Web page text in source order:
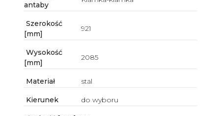
antaby
Szerokość
[mm]
921
Wysokość
[mm]
2085
Materiał stal
Kierunek do wyboru